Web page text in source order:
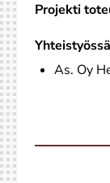
Projekti
As. Oy